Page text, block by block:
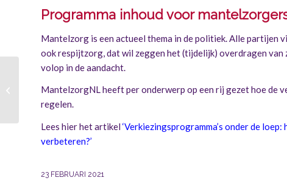
Programma inhoud voor
Mantelzorg is een actueel thema in de politiek. Alle partijen
ook respijtzorg, dat wil zeggen het (tijdelijk) overdragen
volop in de aandacht.
MantelzorgNL heeft per onderwerp op een rij gezet hoe de
regelen.
Lees hier het artikel ‘Verkiezingsprogramma’s onder de
verbeteren?’
23 FEBRUARI 2021
per dag, mantelzorger
telt niet mee